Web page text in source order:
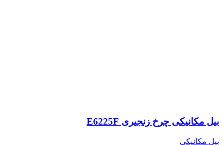
بیل مکانیکی چرخ زنجیری E6225F
بیل مکانیکی